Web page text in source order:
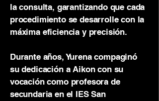
la consulta, garantizando que cada
procedimiento se desarrolle con la
máxima eficiencia y precisión.
Durante años, Yurena compaginó
su dedicación a Aikon con su
vocación como profesora de
secundaria en el IES San